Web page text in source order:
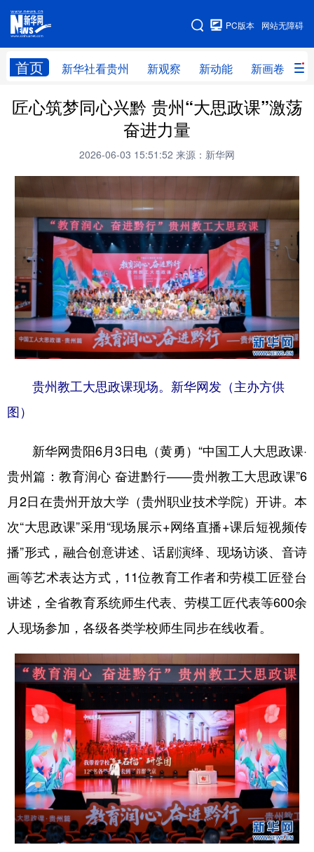
网站无障碍
PC版本
首页 新华社看贵州 新观察 新动能 新画卷
网站地图
新华社看贵州 新观察 新动能 新画卷
贵州领导 人事
直播
光影贵州 部门之窗 县区直达 企业速递
融媒联播 贵阳 遵义 安顺
六盘水 毕节 铜仁 黔东南
黔南 黔西南
北京 天津 河北 山西
浙江 安徽 福建 江西
山东 河南 湖北 湖南
四川 贵州 云南 西藏
陕西 甘肃 青海 宁夏
新疆 内蒙古 黑龙江
多语种频道
English Español Français عربى
Русский язык 日本語 한국어
Deutsch Português
匠心筑梦同心兴黔 贵州“大思政课”激荡
奋进力量
2026-06-03 15:51:52 来源：新华网
贵州教工大思政课现场。新华网发（主办方供
图）
新华网贵阳6月3日电（黄勇）“中国工人大思政课·
贵州篇：教育润心 奋进黔行——贵州教工大思政课”6
月2日在贵州开放大学（贵州职业技术学院）开讲。本
次“大思政课”采用“现场展示+网络直播+课后短视频传
播”形式，融合创意讲述、话剧演绎、现场访谈、音诗
画等艺术表达方式，11位教育工作者和劳模工匠登台
讲述，全省教育系统师生代表、劳模工匠代表等600余
人现场参加，各级各类学校师生同步在线收看。